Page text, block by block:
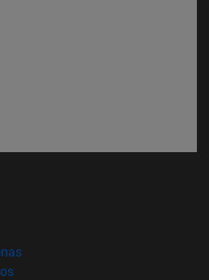
ventana)
(abre en nueva ventana)
(abre en nueva ventana)